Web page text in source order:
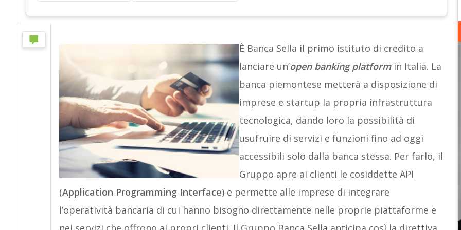
È Banca Sella il primo istituto di credito a
lanciare un’open banking platform in Italia. La
banca piemontese metterà a disposizione di
imprese e startup la propria infrastruttura
tecnologica, dando loro la possibilità di
usufruire di servizi e funzioni fino ad oggi
accessibili solo dalla banca stessa. Per farlo, il
Gruppo apre ai clienti le cosiddette API
(Application Programming Interface) e permette alle imprese di integrare
l’operatività bancaria di cui hanno bisogno direttamente nelle proprie piattaforme e